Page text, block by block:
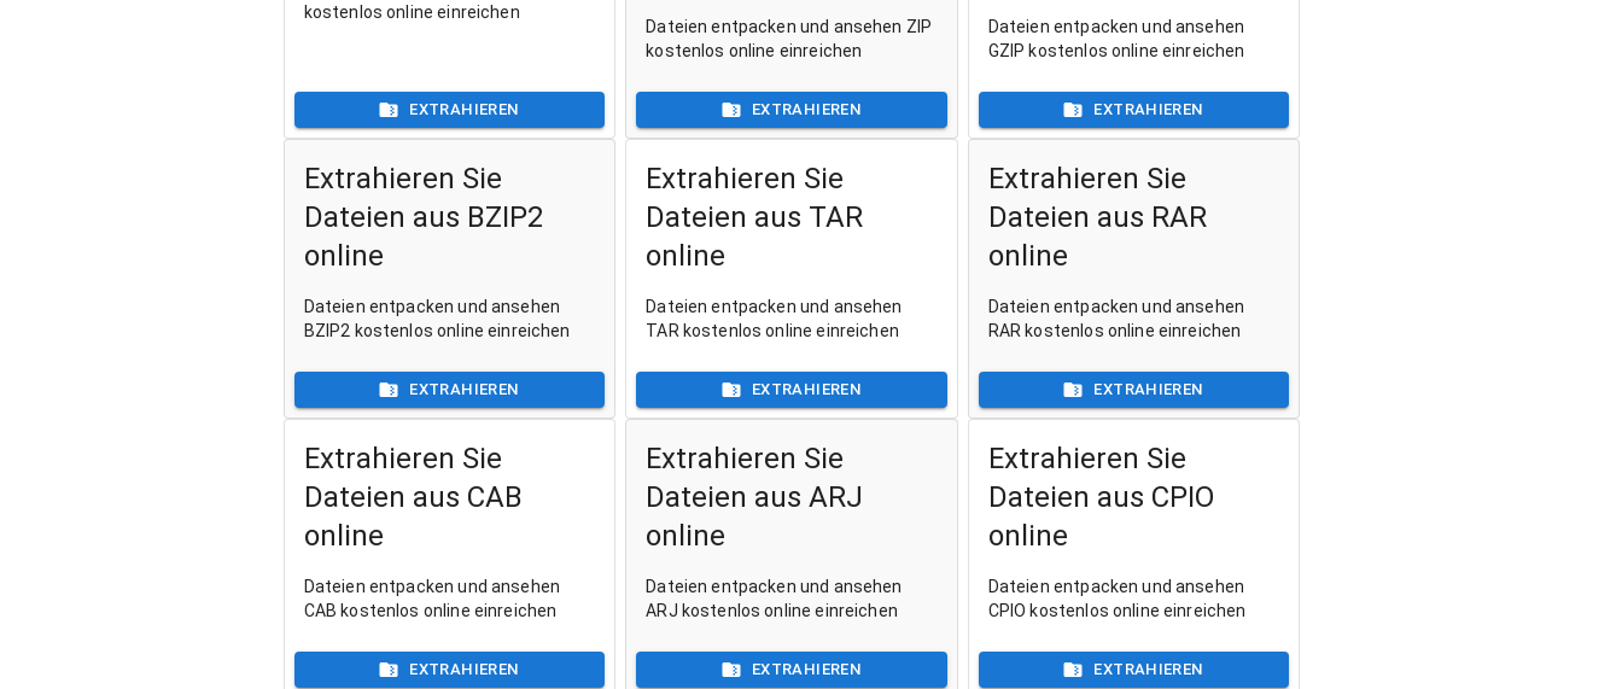
kostenlos online einreichen
EXTRAHIEREN
Dateien entpacken und ansehen ZIP
kostenlos online einreichen
EXTRAHIEREN
Dateien entpacken und ansehen
GZIP kostenlos online einreichen
EXTRAHIEREN
Extrahieren Sie
Dateien aus BZIP2
online
Dateien entpacken und ansehen
BZIP2 kostenlos online einreichen
EXTRAHIEREN
Extrahieren Sie
Dateien aus TAR
online
Dateien entpacken und ansehen
TAR kostenlos online einreichen
EXTRAHIEREN
Extrahieren Sie
Dateien aus RAR
online
Dateien entpacken und ansehen
RAR kostenlos online einreichen
EXTRAHIEREN
Extrahieren Sie
Dateien aus CAB
online
Dateien entpacken und ansehen
CAB kostenlos online einreichen
EXTRAHIEREN
Extrahieren Sie
Dateien aus ARJ
online
Dateien entpacken und ansehen
ARJ kostenlos online einreichen
EXTRAHIEREN
Extrahieren Sie
Dateien aus CPIO
online
Dateien entpacken und ansehen
CPIO kostenlos online einreichen
EXTRAHIEREN